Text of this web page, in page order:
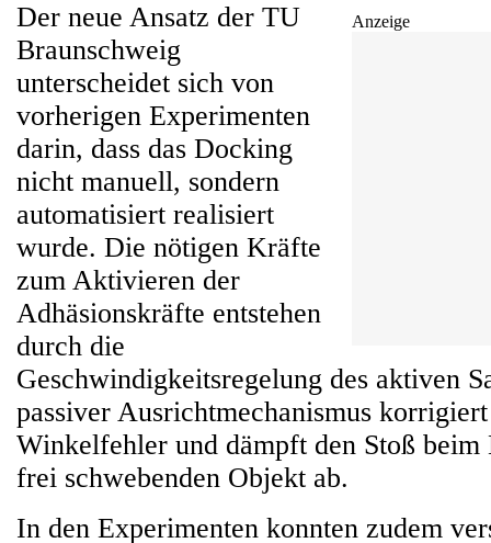
Anzeige
Der neue Ansatz der TU
Braunschweig
unterscheidet sich von
vorherigen Experimenten
darin, dass das Docking
nicht manuell, sondern
automatisiert realisiert
wurde. Die nötigen Kräfte
zum Aktivieren der
Adhäsionskräfte entstehen
durch die
Geschwindigkeitsregelung des aktiven
passiver Ausrichtmechanismus
Winkelfehler und dämpft den Stoß
frei schwebenden Objekt ab.
In den Experimenten konnten zudem